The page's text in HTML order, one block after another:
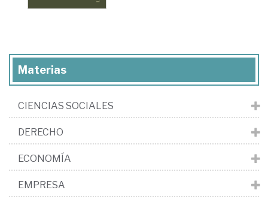
Materias
CIENCIAS SOCIALES
DERECHO
ECONOMÍA
EMPRESA